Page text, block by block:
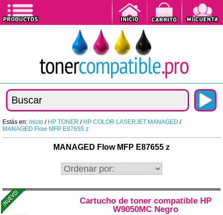
Estás en: Inicio / HP TONER / HP COLOR LASERJET MANAGED /
MANAGED Flow MFP E87655 z
MANAGED Flow MFP E87655 z
Cartucho de toner compatible HP
W9050MC Negro